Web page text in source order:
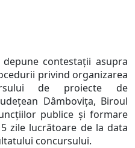
contestaţii asupra
privind organizarea
de proiecte de
Dâmboviţa, Biroul
publice şi formare
zile lucrătoare de la data
concursului.